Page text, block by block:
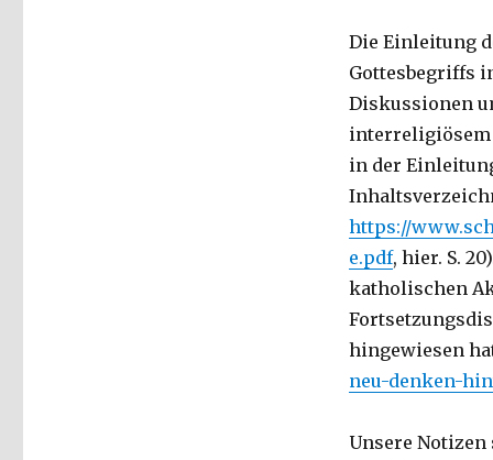
Die Einleitung
Gottesbegriffs
Diskussionen
interreligiösem
in der
https://
e.pdf, hier. S.
katholischen
hingewiesen
neu-denken-
Unsere Notizen